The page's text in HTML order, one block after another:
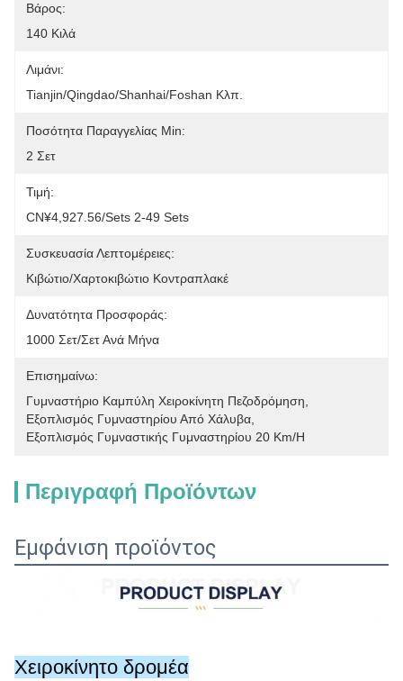
Βάρος:
140 Κιλά
Λιμάνι:
Tianjin/Qingdao/Shanhai/Foshan Κλπ.
Ποσότητα Παραγγελίας Min:
2 Σετ
Τιμή:
CN¥4,927.56/sets 2-49 Sets
Συσκευασία Λεπτομέρειες:
Κιβώτιο/χαρτοκιβώτιο Κοντραπλακέ
Δυνατότητα Προσφοράς:
1000 Σετ/σετ Ανά Μήνα
Επισημαίνω:
Γυμναστήριο Καμπύλη Χειροκίνητη Πεζοδρόμηση
Εξοπλισμός Γυμναστηρίου Από Χάλυβα
Εξοπλισμός Γυμναστικής Γυμναστηρίου 20 Km/h
Περιγραφή Προϊόντων
Εμφάνιση προϊόντος
Χειροκίνητο δρομέα